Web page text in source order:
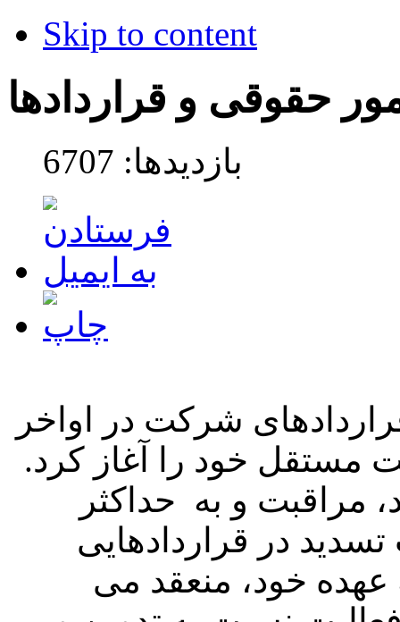
Skip to content
حقوقی و قراردادها
بازدیدها: 6707
شرکت در اواخر
۱۳۸۷ فعالیت مستقل خود را آغاز کرد.
مراقبت و به حداکثر
در قراردادهایی
عهده خود، منعقد می